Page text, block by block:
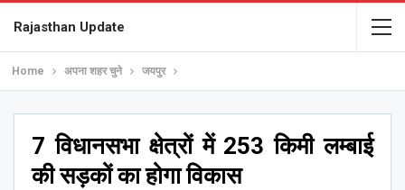
Rajasthan Update
Home अपना शहर चुने जयपुर
7 विधानसभा क्षेत्रों में 253 किमी लम्बाई
की सड़कों का होगा विकास